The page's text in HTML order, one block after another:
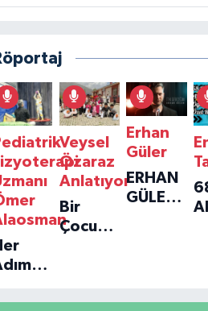
Veysel
Özaraz
Anlatıyor
Bir
Çocuğun
Yolculuğu
Erhan
Güler
ERHAN
GÜLER'IN